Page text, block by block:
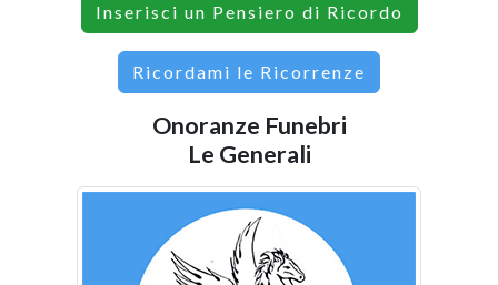
Inserisci un Pensiero di Ricordo
Ricordami le Ricorrenze
Onoranze Funebri
Le Generali